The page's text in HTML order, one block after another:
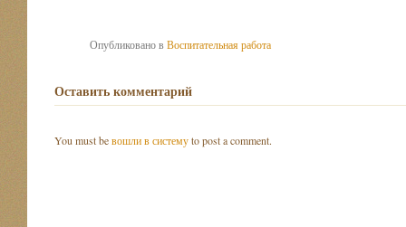
Опубликовано вВоспитательная работа
Оставить комментарий
You must beвошли в системуto post a comment.